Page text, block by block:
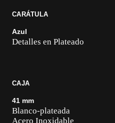
CARÁTULA
Azul
Detalles en Plateado
CAJA
41 mm
Blanco-plateada
Acero Inoxidable